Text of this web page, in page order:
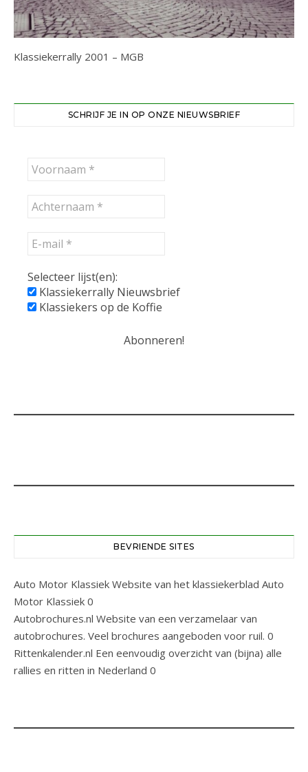
Klassiekerrally 2001 – MGB
SCHRIJF JE IN OP ONZE NIEUWSBRIEF
Selecteer lijst(en):
Klassiekerrally Nieuwsbrief
Klassiekers op de Koffie
BEVRIENDE SITES
Auto Motor Klassiek Website van het klassiekerblad Auto
Motor Klassiek 0
Autobrochures.nl Website van een verzamelaar van
autobrochures. Veel brochures aangeboden voor ruil. 0
Rittenkalender.nl Een eenvoudig overzicht van (bijna) alle
rallies en ritten in Nederland 0